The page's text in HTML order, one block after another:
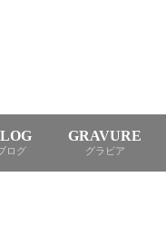
ログ
GRAVURE
グラビア